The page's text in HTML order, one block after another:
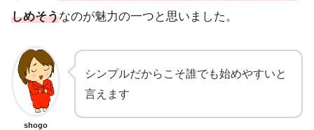
しめそうなのが魅力の一つと思いました。
shogo
シンプルだからこそ誰でも始めやすいと
言えます